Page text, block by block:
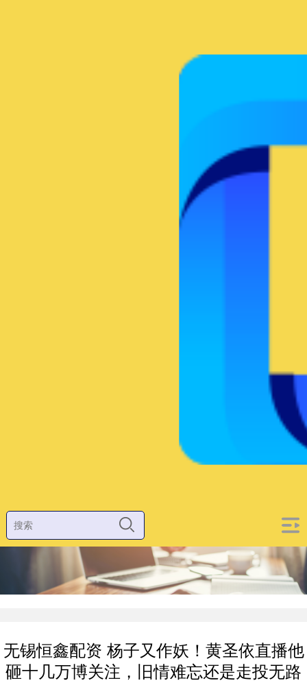
无锡恒鑫配资 杨子又作妖！黄圣依直播他
砸十几万博关注，旧情难忘还是走投无路